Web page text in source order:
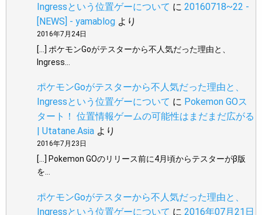
Ingressという位置ゲーについて に 20160718~22 -
[NEWS] - yamablog より
2016年7月24日
[…] ポケモンGoがテスターから不人気だった理由と、
Ingress…
ポケモンGoがテスターから不人気だった理由と、
Ingressという位置ゲーについて に Pokemon GOス
タート！ 位置情報ゲームの可能性はまだまだ広がる
| Utatane.Asia より
2016年7月23日
[…] Pokemon GOのリリース前に4月頃からテスターがβ版
を…
ポケモンGoがテスターから不人気だった理由と、
Ingressという位置ゲーについて に 2016年07月21日